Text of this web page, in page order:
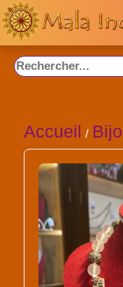
Accueil /